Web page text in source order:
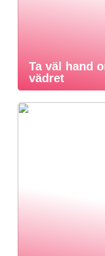
Ta väl hand
vädret